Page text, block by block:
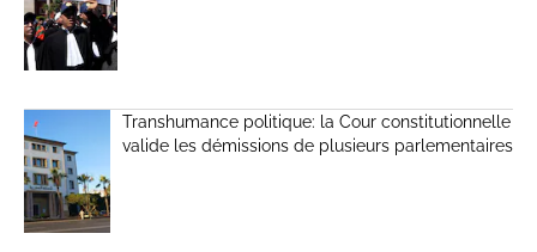
Transhumance politique: la Cour constitutionnelle
valide les démissions de plusieurs parlementaires